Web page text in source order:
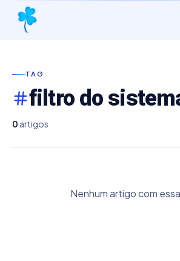
TAG
filtro do
0 artigos
Nenhum artigo com